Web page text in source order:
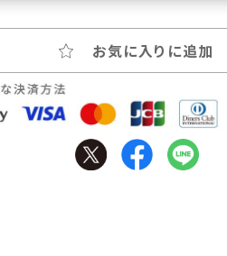
お気に入りに追加